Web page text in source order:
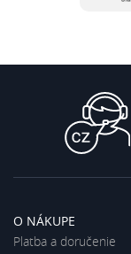
O NÁKUPE
Platba a doručenie